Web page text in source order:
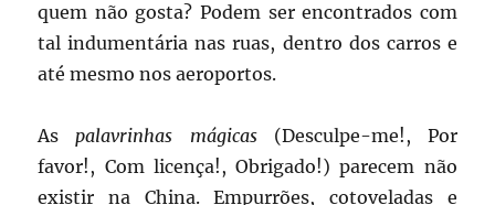
quem não gosta? Podem ser encontrados com
tal indumentária nas ruas, dentro dos carros e
até mesmo nos aeroportos.
Aspalavrinhas mágicas(Desculpe-me!, Por
favor!, Com licença!, Obrigado!) parecem não
existir na China. Empurrões, cotoveladas e